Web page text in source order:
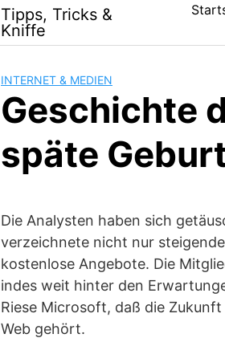
Tipps, Tricks &
Kniffe
INTERNET & MEDIEN
Geschichte
späte
Die Analysten haben sich
verzeichnete nicht nur
kostenlose Angebote. Die
indes weit hinter den
Riese Microsoft, daß die
Web gehört.